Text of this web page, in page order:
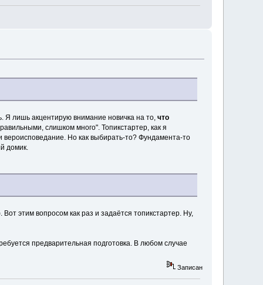
Я лишь акцентирую внимание новичка на то, что
слишком много". Топикстартер, как я
Но как выбирать-то? Фундамента-то
домик.
этим вопросом как раз и задаётся топикстартер. Ну,
предварительная подготовка. В любом случае
Записан